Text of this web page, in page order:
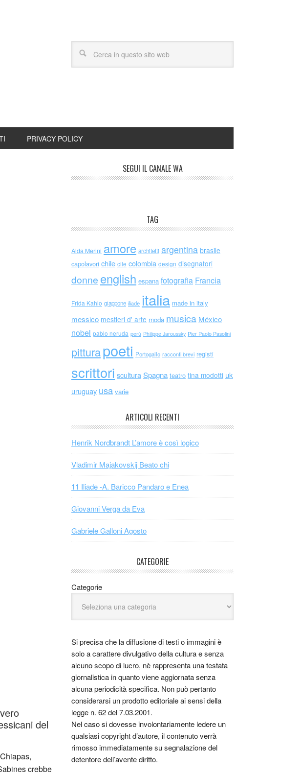
PRIVACY POLICY
del
crebbe
SEGUI IL CANALE WA
TAG
Alda Merini amore architetti argentina brasile
capolavori chile cile colombia design disegnatori
donne english espana fotografia Francia
Frida Kahlo giappone iliade italia made in italy
messico mestieri d' arte moda musica México
nobel pablo neruda perù Philippe Jaroussky Pier Paolo Pasolini
pitturapoeti Portogallo racconti brevi registi
scrittori scultura Spagna teatro tina modotti uk
uruguay usa varie
ARTICOLI RECENTI
Henrik Nordbrandt L’amore è così logico
Vladimir Majakovskij Beato chi
11 Iliade -A. Baricco Pandaro e Enea
Giovanni Verga da Eva
Gabriele Galloni Agosto
CATEGORIE
Categorie
Si precisa che la diffusione di testi o immagini è
solo a carattere divulgativo della cultura e senza
alcuno scopo di lucro, nè rappresenta una testata
giornalistica in quanto viene aggiornata senza
alcuna periodicità specifica. Non può pertanto
considerarsi un prodotto editoriale ai sensi della
legge n. 62 del 7.03.2001.
Nel caso si dovesse involontariamente ledere un
qualsiasi copyright d’autore, il contenuto verrà
rimosso immediatamente su segnalazione del
detentore dell’avente diritto.